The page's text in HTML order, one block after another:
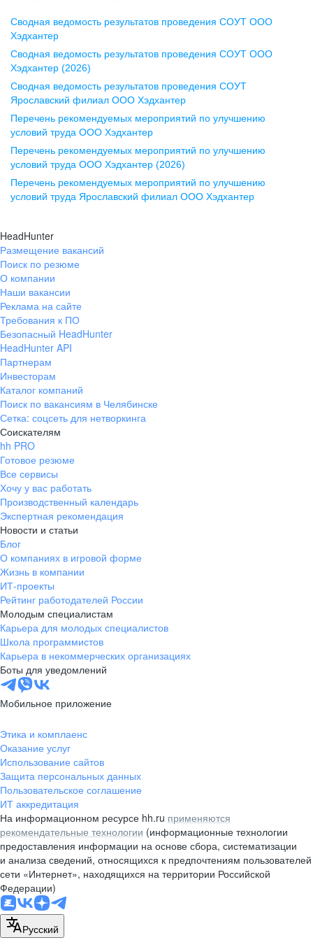
Воронеж
ул. Комиссаржевской, д. 10,
офис 1212
+7 473 280-05-05
pr@vrn.hh.ru
ул. Спартаковская, д. 2А, этаж 3,
помещение 15
+7 843 212-12-50
Екатеринбург
ул. Боевых Дружин, стр. 20,
+7 343 226-79-99
pr@ural.hh.ru
ул. Янковского, д. 169, 7 этаж,
706 каб.
+7 861 205-55-57
pr@krd.hh.ru
Владивосток
пер. Ланинский д. 4, офис 3.4
+7 423 202-33-28
pr@dv.hh.ru
Новосибирск
ул. Большевистская, д. 35,
помещение 21
+7 383 207-94-64
pr@nsk.hh.ru
Минск
пр-т Дзержинского, д. 57,
10 этаж, помещение 45-1
pr@rabota.by
Алматы
пр. Абая, д. 151, БЦ Алатау,
12 этаж, офис 1209
+7 727 232-13-13
pr@headhunter.com.kz
Сводная ведомость результатов проведения СОУТ ООО
Хэдхантер
Сводная ведомость результатов проведения СОУТ ООО
Хэдхантер (2026)
Сводная ведомость результатов проведения СОУТ
Ярославский филиал ООО Хэдхантер
Перечень рекомендуемых мероприятий по улучшению
условий труда ООО Хэдхантер
Перечень рекомендуемых мероприятий по улучшению
условий труда ООО Хэдхантер (2026)
Перечень рекомендуемых мероприятий по улучшению
условий труда Ярославский филиал ООО Хэдхантер
HeadHunter
Размещение вакансий
Поиск по резюме
О компании
Наши вакансии
Реклама на сайте
Требования к ПО
Безопасный HeadHunter
HeadHunter API
Партнерам
Инвесторам
Каталог компаний
Поиск по вакансиям в Челябинске
Сетка: соцсеть для нетворкинга
Соискателям
hh PRO
Готовое резюме
Все сервисы
Хочу у вас работать
Производственный календарь
Экспертная рекомендация
Новости и статьи
Блог
О компаниях в игровой форме
Жизнь в компании
ИТ-проекты
Рейтинг работодателей России
Молодым специалистам
Карьера для молодых специалистов
Школа программистов
Карьера в некоммерческих организациях
Боты для уведомлений
Мобильное приложение
Этика и комплаенс
Оказание услуг
Использование сайтов
Защита персональных данных
Пользовательское соглашение
ИТ аккредитация
На информационном ресурсе hh.ru применяются
рекомендательные технологии (информационные технологии
предоставления информации на основе сбора, систематизации
и анализа сведений, относящихся к предпочтениям пользователей
сети «Интернет», находящихся на территории Российской
Федерации)
Русский